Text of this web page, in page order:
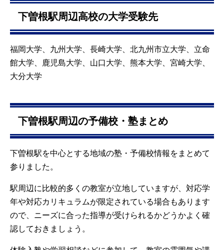
下曽根駅周辺高校の大学受験先
福岡大学、九州大学、長崎大学、北九州市立大学、立命
館大学、鹿児島大学、山口大学、熊本大学、宮崎大学、
大分大学
下曽根駅周辺の予備校・塾まとめ
下曽根駅を中心とする地域の塾・予備校情報をまとめて
参りました。
駅周辺に比較的多くの教室が立地していますが、対応学
年や対応カリキュラムが限定されている場合もあります
ので、ニーズに合った指導が受けられるかどうかよく確
認しておきましょう。